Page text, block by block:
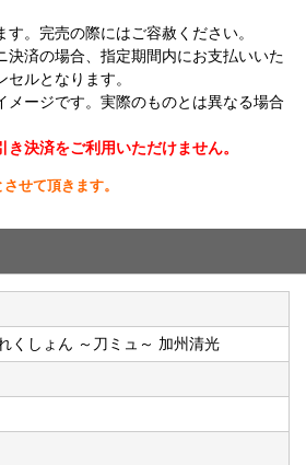
す。完売の際にはご容赦ください。
決済の場合、指定期間内にお支払いいた
ルとなります。
メージです。実際のものとは異なる場合
き決済をご利用いただけません。
せて頂きます。
くしょん ～刀ミュ～ 加州清光